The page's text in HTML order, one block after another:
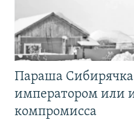
Параша
императором или
компромисса